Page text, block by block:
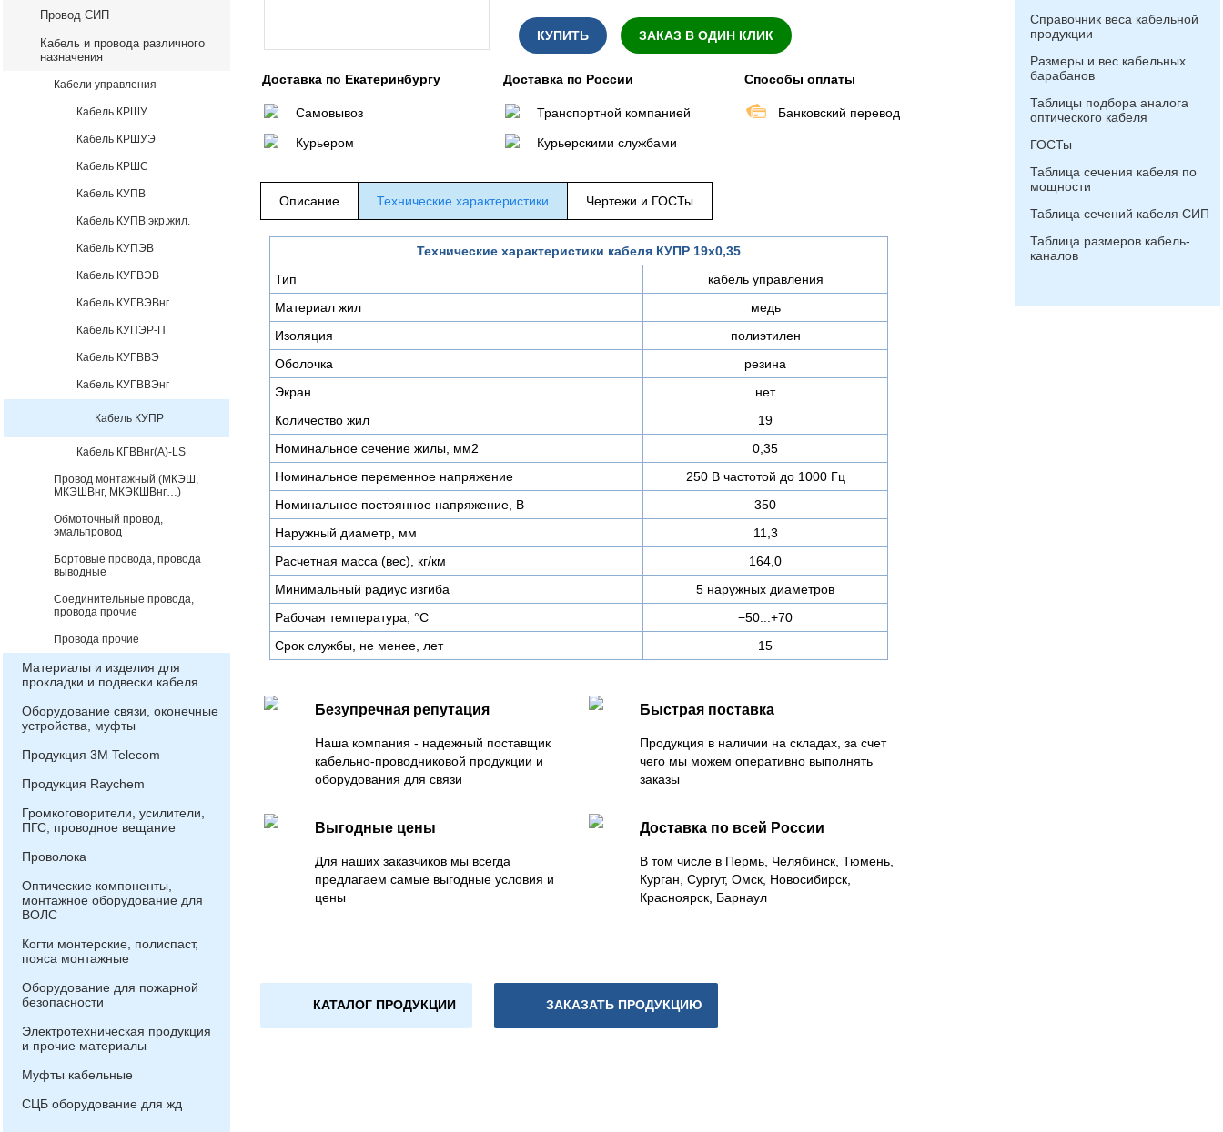
Провод СИП
Кабель и провода различного
назначения
Кабели управления
Кабель КРШУ
Кабель КРШУЭ
Кабель КРШС
Кабель КУПВ
Кабель КУПВ экр.жил.
Кабель КУПЭВ
Кабель КУГВЭВ
Кабель КУГВЭВнг
Кабель КУПЭР-П
Кабель КУГВВЭ
Кабель КУГВВЭнг
Кабель КУПР
Кабель КГВВнг(А)-LS
Провод монтажный (МКЭШ,
МКЭШВнг, МКЭКШВнг…)
Обмоточный провод,
эмальпровод
Бортовые провода, провода
выводные
Соединительные провода,
провода прочие
Провода прочие
Материалы и изделия для
прокладки и подвески кабеля
Оборудование связи, оконечные
устройства, муфты
Продукция 3М Telecom
Продукция Raychem
Громкоговорители, усилители,
ПГС, проводное вещание
Проволока
Оптические компоненты,
монтажное оборудование для
ВОЛС
Когти монтерские, полиспаст,
пояса монтажные
Оборудование для пожарной
безопасности
Электротехническая продукция
и прочие материалы
Муфты кабельные
СЦБ оборудование для жд
КУПИТЬ ЗАКАЗ В ОДИН КЛИК
Доставка по Екатеринбургу
Самовывоз
Курьером
Доставка по России
Транспортной компанией
Курьерскими службами
Способы оплаты
Банковский перевод
Описание Технические характеристики Чертежи и ГОСТы
Технические характеристики кабеля КУПР 19х0,35
Тип
кабель управления
Материал жил
медь
Изоляция
полиэтилен
Оболочка
резина
Экран
нет
Количество жил
19
Номинальное сечение жилы, мм2
0,35
Номинальное переменное напряжение
250 В частотой до 1000 Гц
Номинальное постоянное напряжение, В
350
Наружный диаметр, мм
11,3
Расчетная масса (вес), кг/км
164,0
Минимальный радиус изгиба
5 наружных диаметров
Рабочая температура, °C
−50...+70
Срок службы, не менее, лет
15
Безупречная репутация
Наша компания - надежный поставщик
кабельно-проводниковой продукции и
оборудования для связи
Быстрая поставка
Продукция в наличии на складах, за счет
чего мы можем оперативно выполнять
заказы
Выгодные цены
Для наших заказчиков мы всегда
предлагаем самые выгодные условия и
цены
Доставка по всей России
В том числе в Пермь, Челябинск, Тюмень,
Курган, Сургут, Омск, Новосибирск,
Красноярск, Барнаул
КАТАЛОГ ПРОДУКЦИИ ЗАКАЗАТЬ ПРОДУКЦИЮ
Справочник веса кабельной
продукции
Размеры и вес кабельных
барабанов
Таблицы подбора аналога
оптического кабеля
ГОСТы
Таблица сечения кабеля по
мощности
Таблица сечений кабеля СИП
Таблица размеров кабель-
каналов